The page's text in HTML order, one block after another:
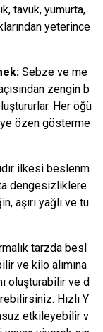
tavuk, yumurta,
yeterince
Sebze ve me
zengin b
Her öğü
özen gösterme
ilkesi beslenm
dengesizliklere
aşırı yağlı ve tu
tarzda besl
ve kilo alımına
oluşturabilir ve d
Hızlı Y
etkileyebilir v